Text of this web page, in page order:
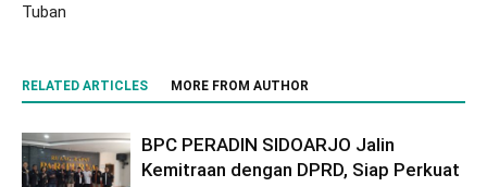
Tuban
RELATED ARTICLES MORE FROM AUTHOR
BPC PERADIN SIDOARJO Jalin
Kemitraan dengan DPRD, Siap Perkuat